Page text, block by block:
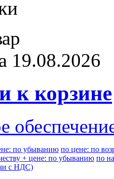
19.08.2026
к корзине
по убыванию по цене: по
+ цене: по убыванию по
с НДС)